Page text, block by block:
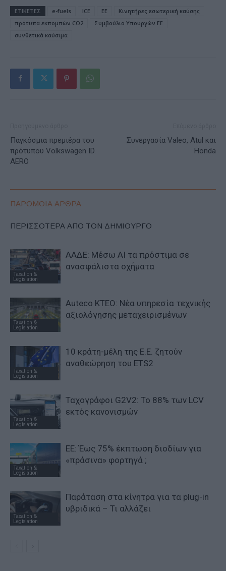
ΕΤΙΚΕΤΕΣ e-fuels ICE ΕΕ
Κινητήρες εσωτερική καύσης
πρότυπα εκπομπών CO2
Συμβούλιο Υπουργών ΕΕ
συνθετικά καύσιμα
Παγκόσμια πρεμιέρα του
πρότυπου Volkswagen ID.
AERO
Συνεργασία Valeo, Atul και
Honda
ΠΑΡΟΜΟΙΑ ΑΡΘΡΑ
ΠΕΡΙΣΣΟΤΕΡΑ ΑΠΟ ΤΟΝ ΔΗΜΙΟΥΡΓΟ
Taxation &
Legislation
ΑΑΔΕ: Μέσω ΑΙ τα πρόστιμα σε
ανασφάλιστα οχήματα
Taxation &
Legislation
Auteco KTEO: Νέα υπηρεσία τεχνικής
αξιολόγησης μεταχειρισμένων
Taxation &
Legislation
10 κράτη-μέλη της Ε.Ε. ζητούν
αναθεώρηση του ETS2
Taxation &
Legislation
Ταχογράφοι G2V2: Το 88% των LCV
εκτός κανονισμών
Taxation &
Legislation
ΕΕ: Έως 75% έκπτωση διοδίων για
«πράσινα» φορτηγά ;
Taxation &
Legislation
Παράταση στα κίνητρα για τα plug-in
υβριδικά – Τι αλλάζει